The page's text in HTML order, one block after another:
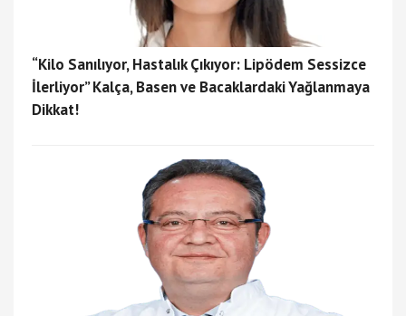
“Kilo Sanılıyor, Hastalık Çıkıyor: Lipödem Sessizce
İlerliyor” Kalça, Basen ve Bacaklardaki Yağlanmaya
Dikkat!